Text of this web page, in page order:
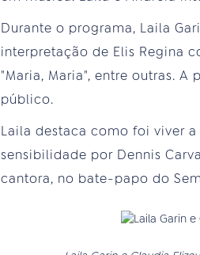
Durante o programa, Laila
interpretação de Elis Regina
"Maria, Maria", entre outras. A
público.
Laila destaca como foi viver
sensibilidade por Dennis
cantora, no bate-papo do